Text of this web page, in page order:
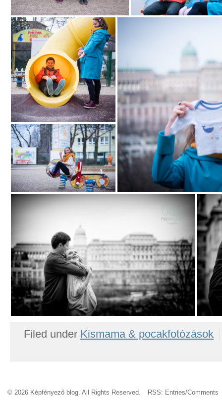
Filed under Kismama & pocakfotózások
© 2026 Képfényező blog. All Rights Reserved. RSS: Entries/Comments